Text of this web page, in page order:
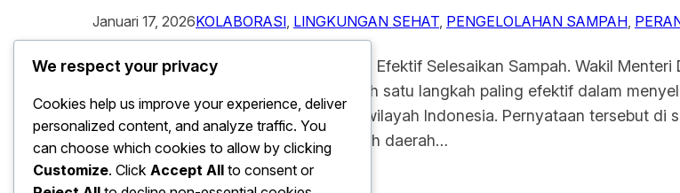
Januari 17, 2026KOLABORASI, LINGKUNGAN SEHAT, PENGELOLAHAN SAMPAH,
Wamendagri Sebut Kerja Sama Daerah Efektif Selesaikan Sampah. Wakil
sama antardaerah di nilai sebagai salah satu langkah paling efektif dalam
menjadi tantangan serius di berbagai wilayah Indonesia. Pernyataan tersebut
lingkungan yang melibatkan pemerintah daerah…
We respect your privacy
Cookies help us improve your experience, deliver
personalized content, and analyze traffic. You
can choose which cookies to allow by clicking
Customize. Click Accept All to consent or